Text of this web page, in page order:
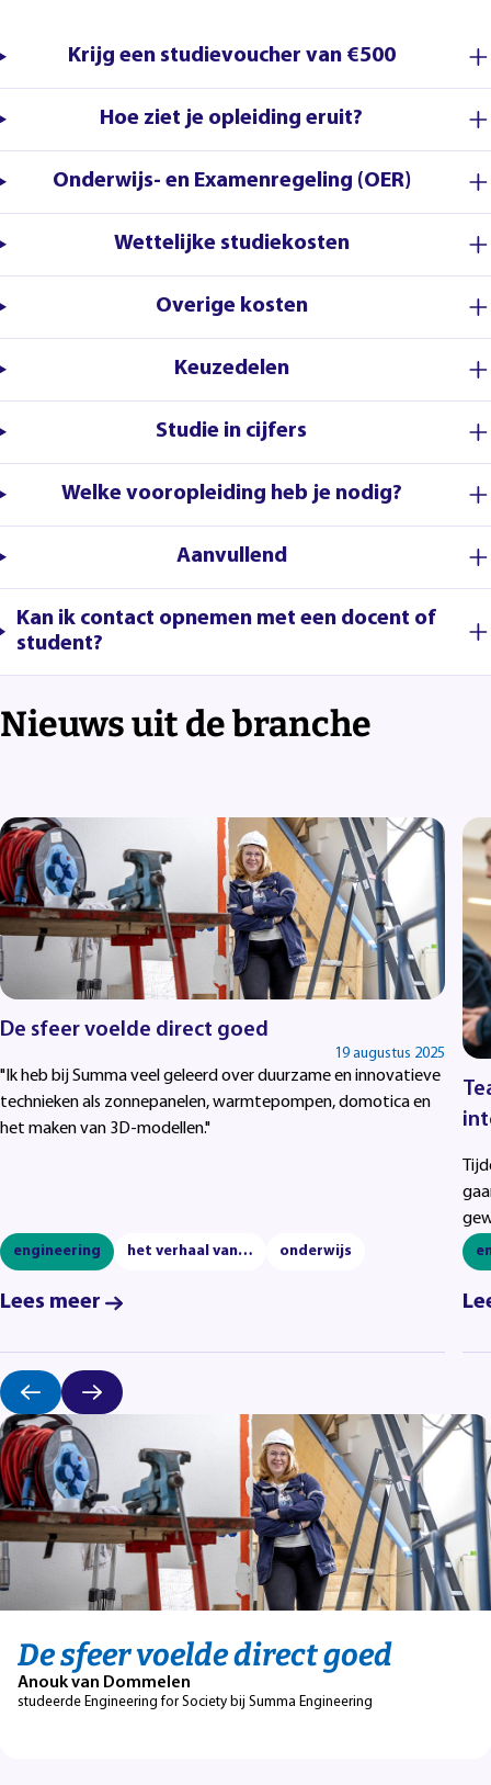
Krijg een studievoucher van €500
Hoe ziet je opleiding eruit?
Onderwijs- en Examenregeling (OER)
Wettelijke studiekosten
Overige kosten
Keuzedelen
Studie in cijfers
Welke vooropleiding heb je nodig?
Aanvullend
Kan ik contact opnemen met een docent of
student?
Nieuws uit de branche
De sfeer voelde direct goed
19 augustus 2025
"Ik heb bij Summa veel geleerd over duurzame en innovatieve
technieken als zonnepanelen, warmtepompen, domotica en
het maken van 3D-modellen."
engineering het verhaal van… onderwijs
Lees meer
De sfeer voelde direct goed
Anouk van Dommelen
studeerde Engineering for Society bij Summa Engineering